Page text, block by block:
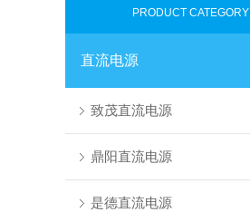
PRODUCT CATEGORY
直流电源
致茂直流电源
鼎阳直流电源
是德直流电源